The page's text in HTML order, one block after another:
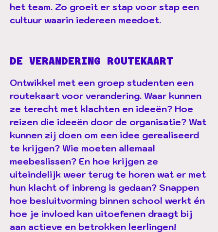
het team. Zo groeit er stap voor stap een
cultuur waarin iedereen meedoet.
DE VERANDERING ROUTEKAART
Ontwikkel met een groep studenten een
routekaart voor verandering. Waar kunnen
ze terecht met klachten en ideeën? Hoe
reizen die ideeën door de organisatie? Wat
kunnen zij doen om een idee gerealiseerd
te krijgen? Wie moeten allemaal
meebeslissen? En hoe krijgen ze
uiteindelijk weer terug te horen wat er met
hun klacht of inbreng is gedaan? Snappen
hoe besluitvorming binnen school werkt én
hoe je invloed kan uitoefenen draagt bij
aan actieve en betrokken leerlingen!